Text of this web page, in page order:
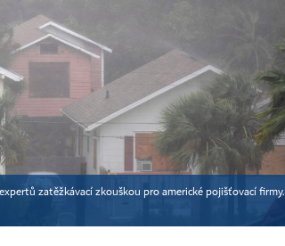
zatěžkávací zkouškou pro americké pojišťovací firmy.